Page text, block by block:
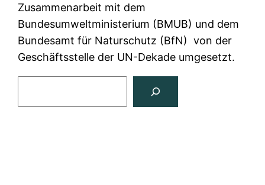
Zusammenarbeit mit dem
Bundesumweltministerium (BMUB) und dem
Bundesamt für Naturschutz (BfN) von der
Geschäftsstelle der UN-Dekade umgesetzt.